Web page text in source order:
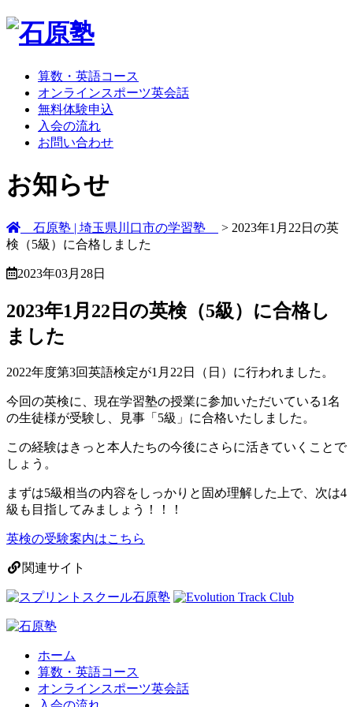
算数・英語コース
オンラインスポーツ英会話
無料体験申込
入会の流れ
お問い合わせ
お知らせ
石原塾 | 埼玉県川口市の学習塾
> 2023年1月22日の英
検（5級）に合格しました
2023年03月28日
2023年1月22日の英検（5級）に合格し
ました
2022年度第3回英語検定が1月22日（日）に行われました。
今回の英検に、現在学習塾の授業に参加いただいている1名
の生徒様が受験し、見事「5級」に合格いたしました。
この経験はきっと本人たちの今後にさらに活きていくことで
しょう。
まずは5級相当の内容をしっかりと固め理解した上で、次は4
級も目指してみましょう！！！
英検の受験案内はこちら
関連サイト
ホーム
算数・英語コース
オンラインスポーツ英会話